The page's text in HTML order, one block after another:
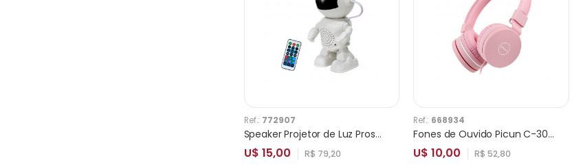
Ref.: 772907
Speaker Projetor de Luz Prosper P-3112 Astronaut 3W com Bluetooth
U$ 15,00 R$ 79,20
Ref.: 668934
Fones de Ouvido Picun C-30 Rosa
U$ 10,00 R$ 52,80